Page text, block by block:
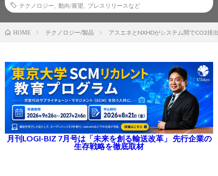
テクノロジー
動向/展望 プレスリリースなど
HOME テクノロジー/製品 アスエネとNXHDがシステム間でCO2排
月刊LOGI-BIZ 7月号は「未来を創る輸送改革」 先行企業の
生存戦略を徹底取材